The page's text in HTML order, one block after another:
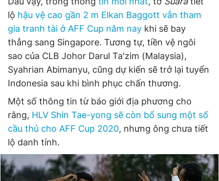
lộ hậu vệ cao gần 2 m Elkan Baggott vẫn tham
gia tranh tài ở AFF Cup năm nay khi sẽ bay
thẳng sang Singapore. Tương tự, tiền vệ ngôi
sao của CLB Johor Darul Ta'zim (Malaysia),
Syahrian Abimanyu, cũng dự kiến sẽ trở lại tuyển
Indonesia sau khi bình phục chấn thương.
Một số thông tin từ báo giới địa phương cho
rằng, HLV Shin Tae-yong sẽ còn bổ sung một số
cầu thủ cho AFF Cup 2020, nhưng ông chưa tiết
lộ danh tính.